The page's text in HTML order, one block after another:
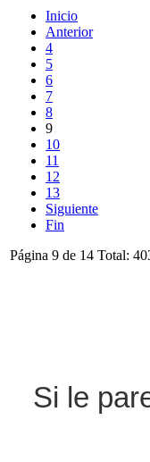
Inicio
Anterior
4
5
6
7
8
9
10
11
12
13
Siguiente
Fin
Página 9 de 14 Total:
Si le